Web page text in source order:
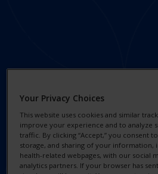
Japan
ソーシャルインパクトと
サステナビリティ
責任ある事業慣行
Alcon Research
Your Privacy Choices
This website uses cookies and similar
improve your experience and to analyze
traffic. By clicking “Accept,” you consent
storage, and sharing of your information,
health-related webpages, with our social
analytics partners. If your browser has